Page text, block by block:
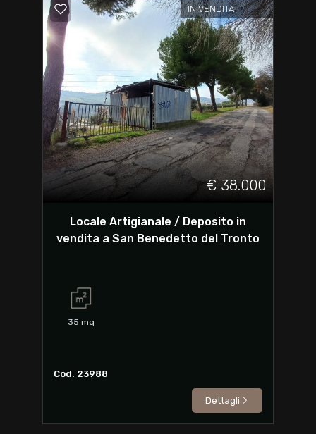
IN VENDITA
€ 38.000
Locale Artigianale / Deposito in
vendita a San Benedetto del Tronto
35 mq
Cod. 23988
Dettagli